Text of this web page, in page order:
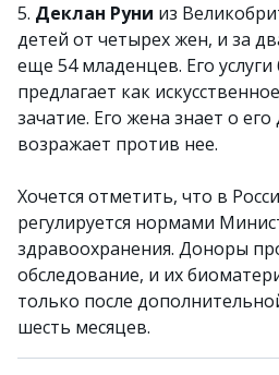
5. Деклан Руни из
детей от четырех жен, и за
еще 54 младенцев. Его
предлагает как
зачатие. Его жена знает о
возражает против нее.
Хочется отметить, что в
регулируется нормами
здравоохранения. Доноры
обследование, и их
только после
шесть месяцев.